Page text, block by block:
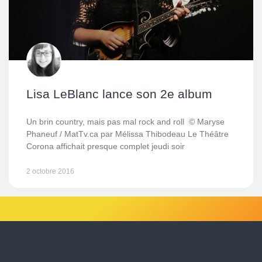
Lisa LeBlanc lance son 2e album
Un brin country, mais pas mal rock and roll © Maryse
Phaneuf / MatTv.ca par Mélissa Thibodeau Le Théâtre
Corona affichait presque complet jeudi soir
2 octobre 2016